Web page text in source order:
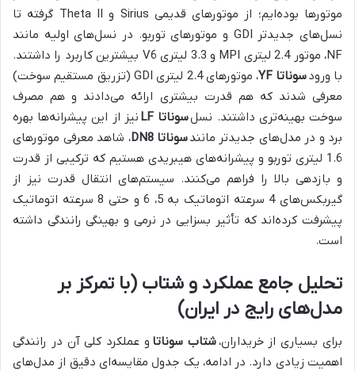
موتورها بوده‌ایم؛ از موتورهای قدیمی Sirius و Theta II گرفته تا
نسل‌های جدیدتر GDI و موتورهای توربو. در نسل‌های اولیه مانند
NF، موتور 2.4 لیتری MPI و 3.3 لیتری V6 بیشترین کاربرد را داشتند.
با ورودسوناتا YF
، موتورهای 2.4 لیتری GDI (تزریق مستقیم سوخت)
معرفی شدند که هم قدرت بیشتری ارائه می‌دادند و هم مصرف
سوخت بهینه‌تری داشتند. نسلسوناتا LF
نیز از این پیشرانه‌ها بهره
برد و در مدل‌های جدیدتر مانندسوناتا DN8
، شاهد معرفی موتورهای
1.6 لیتری توربو و پیشرانه‌های هیبریدی هستیم که ترکیبی از قدرت
و بازدهی بالا را فراهم می‌کنند. سیستم‌های انتقال قدرت نیز از
گیربکس‌های 4 سرعته اتوماتیک به 5، 6 و حتی 8 سرعته اتوماتیک
پیشرفت کرده‌اند که تأثیر بسزایی در نرمی و بهینگی رانندگی داشته
است.
تحلیل جامع عملکرد و شتاب (با تمرکز بر
مدل‌های رایج در ایران)
برای بسیاری از خریداران،شتاب سوناتا و عملکرد کلی آن در رانندگی
اهمیت زیادی دارد. در ادامه، یک جدول مقایسه‌ای دقیق از مدل‌های